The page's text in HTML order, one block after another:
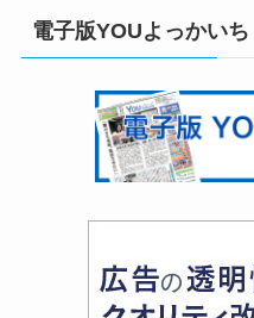
電子版YOUよっかいち